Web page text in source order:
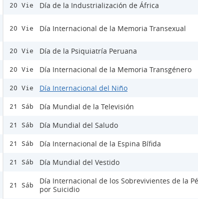
20 Vie Día de la Industrialización de África
20 Vie Día Internacional de la Memoria Transexual
20 Vie Día de la Psiquiatría Peruana
20 Vie Día Internacional de la Memoria Transgénero
20 Vie Día Internacional del Niño
21 Sáb Día Mundial de la Televisión
21 Sáb Día Mundial del Saludo
21 Sáb Día Internacional de la Espina Bífida
21 Sáb Día Mundial del Vestido
21 Sáb
Día Internacional de los Sobrevivientes de la
por Suicidio